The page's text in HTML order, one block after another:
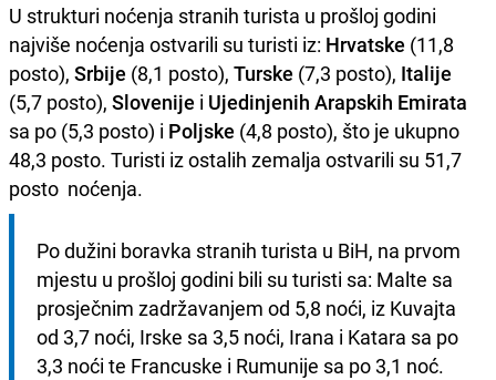
U strukturi noćenja stranih turista u prošloj godini
najviše noćenja ostvarili su turisti iz: Hrvatske (11,8
posto), Srbije (8,1 posto), Turske (7,3 posto), Italije
(5,7 posto), Slovenije i Ujedinjenih Arapskih Emirata
sa po (5,3 posto) i Poljske (4,8 posto), što je ukupno
48,3 posto. Turisti iz ostalih zemalja ostvarili su 51,7
posto noćenja.
Po dužini boravka stranih turista u BiH, na prvom
mjestu u prošloj godini bili su turisti sa: Malte sa
prosječnim zadržavanjem od 5,8 noći, iz Kuvajta
od 3,7 noći, Irske sa 3,5 noći, Irana i Katara sa po
3,3 noći te Francuske i Rumunije sa po 3,1 noć.